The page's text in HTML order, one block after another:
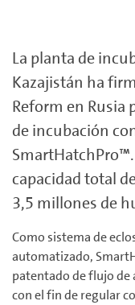
La planta de
Kazajistán ha
Reform en Rusia
de incubación
capacidad total
3,5 millones de
Como sistema de
automatizado,
patentado de flujo de
con el fin de regular